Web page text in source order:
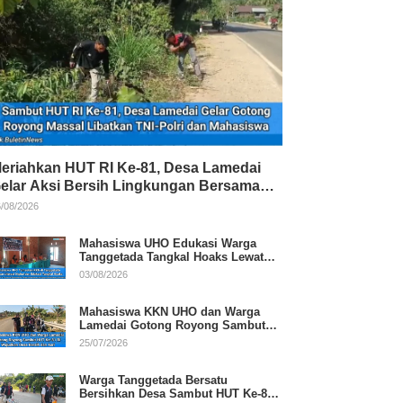
HUT RI Ke-81, Desa Lamedai
Aksi Bersih Lingkungan Bersama
Polri
08/2026
Mahasiswa UHO Edukasi Warga
Tanggetada Tangkal Hoaks Lewat
Program Literasi
03/08/2026
Mahasiswa KKN UHO dan Warga
Lamedai Gotong Royong Sambut
HUT Ke-81 RI
25/07/2026
Warga Tanggetada Bersatu
Bersihkan Desa Sambut HUT Ke-81